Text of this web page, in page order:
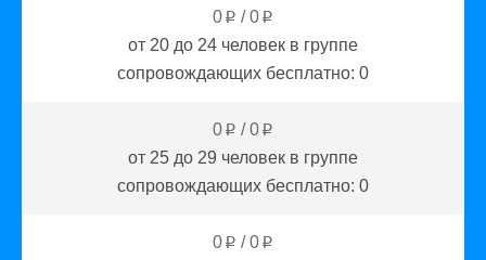
0 p /0 p
от 20 до 24 человек в группе
сопровождающих бесплатно: 0
0 p /0 p
от 25 до 29 человек в группе
сопровождающих бесплатно: 0
0 p /0 p